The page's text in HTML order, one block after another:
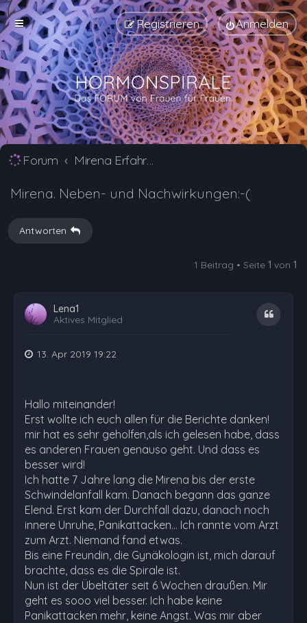
Anmelden
Registrieren
Forum Mirena Erfahrungsberichte und Nebenwirkungen
Mirena. Neben- und Nachwirkungen:-(
Antworten
1 Beitrag • Seite 1 von 1
Lena1
Aktives Mitglied
Zitat
13. Apr 2019 19:22
Hallo miteinander!
Erst wollte ich euch allen für die Berichte danken!
mir hat es sehr geholfen,als ich gelesen habe, dass
es anderen Frauen genauso geht. Und dass es
besser wird!
Ich hatte 7 Jahre lang die Mirena bis der erste
Schwindelanfall kam. Danach begann das ganze
Elend. Erst kam der Durchfall dazu, danach noch
innere Unruhe, Panikattacken... Ich rannte vom Arzt
zum Arzt. Niemand fand etwas.
Bis eine Freundin, die Gynäkologin ist, mich darauf
brachte, dass es die Spirale ist.
Nun ist der Übeltäter seit 6 Wochen draußen. Mir
geht es sooo viel besser. Ich habe keine
Panikattacken mehr, keine Angst. Was mir aber